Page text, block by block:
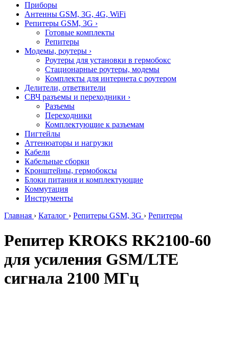
Приборы
Антенны GSM, 3G, 4G, WiFi
Репитеры GSM, 3G ›
Готовые комплекты
Репитеры
Модемы, роутеры ›
Роутеры для установки в гермобокс
Стационарные роутеры, модемы
Комплекты для интернета с роутером
Делители, ответвители
СВЧ разъемы и переходники ›
Разъемы
Переходники
Комплектующие к разъемам
Пигтейлы
Аттенюаторы и нагрузки
Кабели
Кабельные сборки
Кронштейны, гермобоксы
Блоки питания и комплектующие
Коммутация
Инструменты
Главная › Каталог › Репитеры GSM, 3G › Репитеры
Репитер KROKS RK2100-60
для усиления GSM/LTE
сигнала 2100 МГц